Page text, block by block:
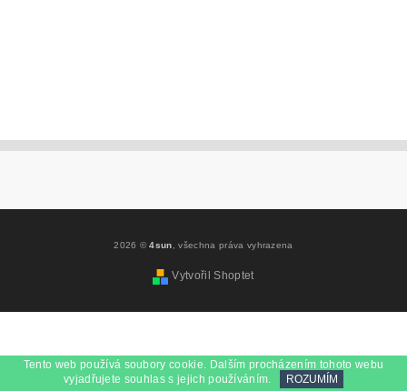
2026 ©4sun , všechna práva vyhrazena
Vytvořil Shoptet
Tento web používá soubory cookie. Dalším procházením tohoto webu
vyjadřujete souhlas s jejich používáním.
ROZUMÍM